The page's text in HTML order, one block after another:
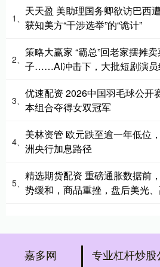
1、
天天盈 美助理国务卿欲访巴西
获知美方“干涉选举”的“诡计”
2、
策略大赢家 “霸总”回老家摆摊
子……AI冲击下，大批短剧演员
3、
优速配资 2026中国羽毛球公开
本组合夺得女双冠军
4、
美林资管 欧元跌至逾一年低位
洲央行加息路径
5、
精选期货配资 重磅通胀数据前
势缓和，商品重挫，盘后美光
嘉多网
专业杠杆炒股